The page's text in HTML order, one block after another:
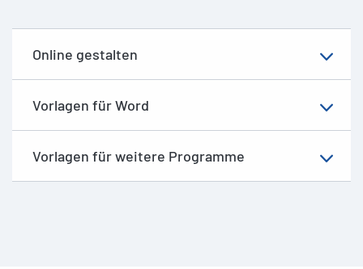
Online gestalten
Vorlagen für Word
Vorlagen für weitere Programme